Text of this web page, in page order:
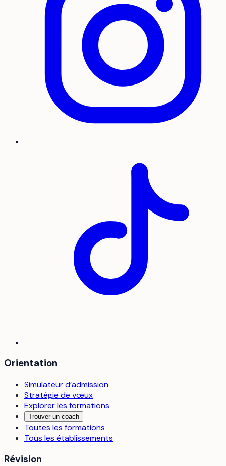
Orientation
Simulateur d’admission
Stratégie de vœux
Explorer les formations
Trouver un coach
Toutes les formations
Tous les établissements
Révision